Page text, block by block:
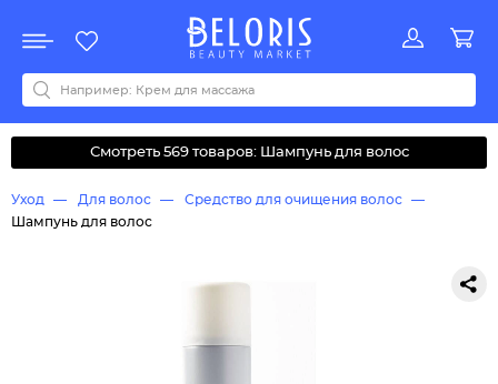
Акции
Все бренды
0-9ABCDEFGHIJKLMNOPQRSTUVWYZАБВДЗИМОКЛНПРСТУФ
Смотреть 569 товаров: Шампунь для волос
Уход Для волос
Средство для очищения волос
Шампунь для волос